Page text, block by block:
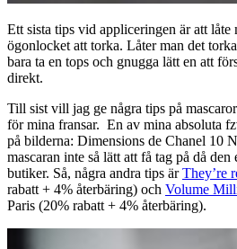
Ett sista tips vid appliceringen är att låte
ögonlocket att torka. Låter man det
bara ta en tops och gnugga lätt en att
direkt.
Till sist vill jag ge några tips på
för mina fransar. En av mina absoluta
på bilderna: Dimensions de Chanel 10
mascaran inte så lätt att få tag på då den
butiker. Så, några andra tips ärThey’re
rabatt + 4% återbäring) och Volume
Paris (20% rabatt + 4% återbäring).